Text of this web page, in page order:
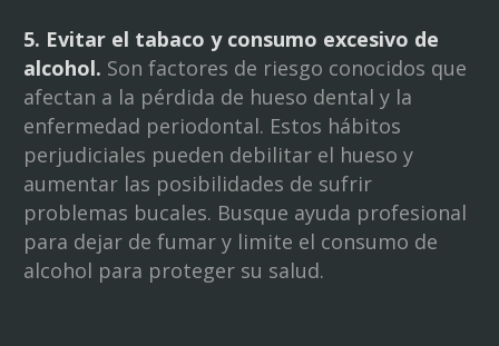
5. Evitar el tabaco y consumo excesivo de
alcohol. Son factores de riesgo conocidos que
afectan a la pérdida de hueso dental y la
enfermedad periodontal. Estos hábitos
perjudiciales pueden debilitar el hueso y
aumentar las posibilidades de sufrir
problemas bucales. Busque ayuda profesional
para dejar de fumar y limite el consumo de
alcohol para proteger su salud.